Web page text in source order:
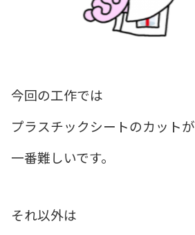
今回の工作では
プラスチックシートのカットが
一番難しいです。
それ以外は